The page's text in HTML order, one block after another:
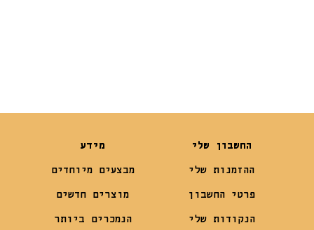
החשבון שלי
ההזמנות שלי
פרטי החשבון
הנקודות שלי
מידע
מבצעים מיוחדים
מוצרים חדשים
הנמכרים ביותר